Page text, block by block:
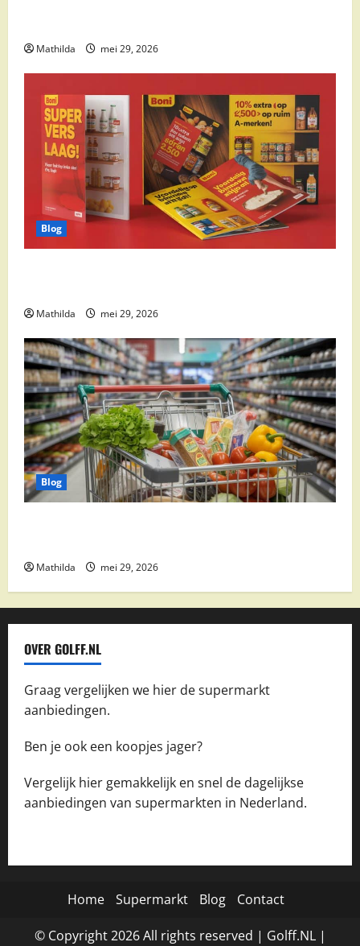
Mathilda mei 29, 2026
Blog
Mathilda mei 29, 2026
Blog
Mathilda mei 29, 2026
OVER GOLFF.NL
Graag vergelijken we hier de supermarkt
aanbiedingen.
Ben je ook een koopjes jager?
Vergelijk hier gemakkelijk en snel de dagelijkse
aanbiedingen van supermarkten in Nederland.
Home Supermarkt Blog Contact
© Copyright2026All rights reserved | Golff.NL|